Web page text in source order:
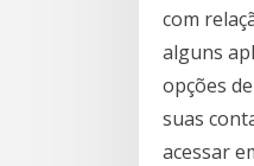
com
alguns
opções
suas
acessar